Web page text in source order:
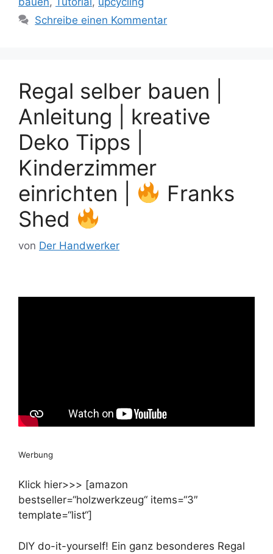
Schreibe einen Kommentar
Regal selber bauen |
Anleitung | kreative
Deko Tipps |
Kinderzimmer
einrichten |
Franks
Shed
von Der Handwerker
Werbung
Klick hier>>> [amazon
bestseller=“holzwerkzeug“ items=“3″
template=“list“]
DIY do-it-yourself! Ein ganz besonderes Regal